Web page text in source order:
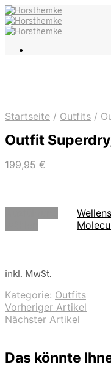
Startseite / Outfits /
Outfit
199,95 €
inkl. MwSt.
Kategorie: Outfits
Vorheriger Artikel
Nächster Artikel
Das könnte